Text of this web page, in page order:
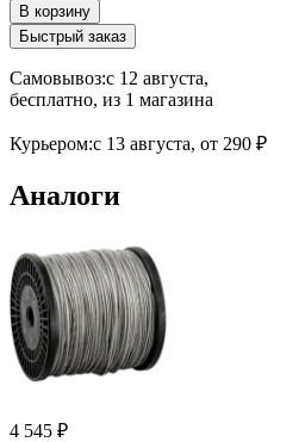
В корзину
Быстрый заказ
Самовывоз:c 12 августа,
бесплатно, из 1 магазина
Курьером:c 13 августа, от 290 ₽
Аналоги
4 545 ₽